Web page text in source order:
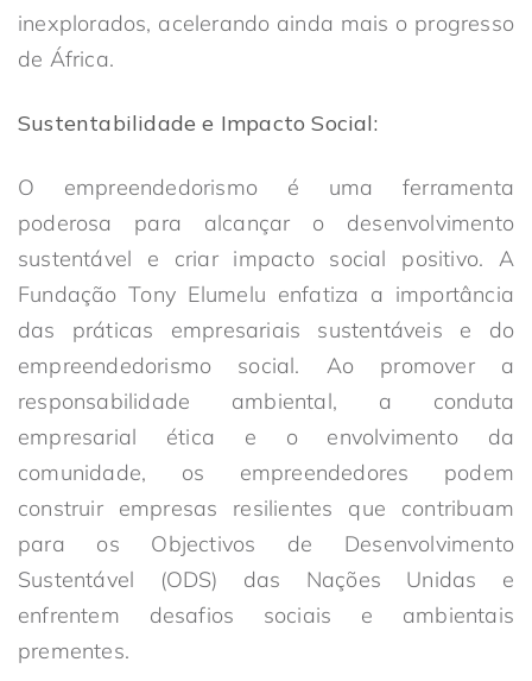
inexplorados, acelerando ainda mais o progresso
de África.
Sustentabilidade e Impacto Social:
O empreendedorismo é uma ferramenta
poderosa para alcançar o desenvolvimento
sustentável e criar impacto social positivo. A
Fundação Tony Elumelu enfatiza a importância
das práticas empresariais sustentáveis e do
empreendedorismo social. Ao promover a
responsabilidade ambiental, a conduta
empresarial ética e o envolvimento da
comunidade, os empreendedores podem
construir empresas resilientes que contribuam
para os Objectivos de Desenvolvimento
Sustentável (ODS) das Nações Unidas e
enfrentem desafios sociais e ambientais
prementes.